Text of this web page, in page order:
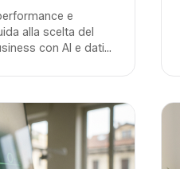
e
alla scelta del
con AI e dati